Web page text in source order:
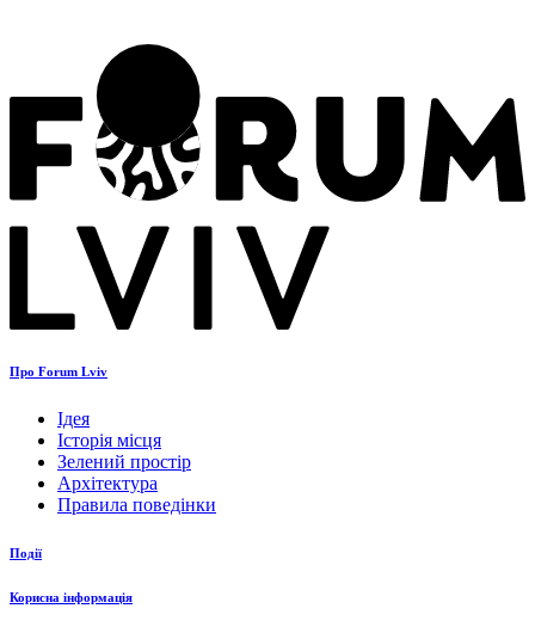
Про Forum Lviv
Ідея
Історія місця
Зелений простір
Архітектура
Правила поведінки
Події
Корисна інформація